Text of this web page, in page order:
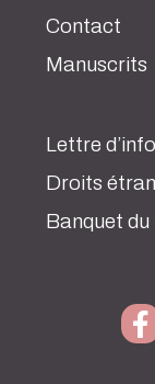
Contact
Manuscrits
Lettre
Droits
Banquet du